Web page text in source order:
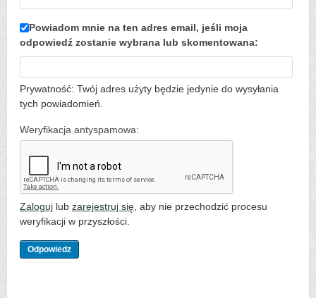
Powiadom mnie na ten adres email, jeśli moja
odpowiedź zostanie wybrana lub skomentowana:
Prywatność: Twój adres użyty będzie jedynie do wysyłania
tych powiadomień.
Weryfikacja antyspamowa:
Zaloguj lub zarejestruj się , aby nie przechodzić procesu
weryfikacji w przyszłości.